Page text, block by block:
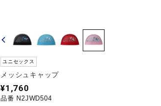
ユニセックス
メッシュキャップ
¥1,760
品番 N2JWD504